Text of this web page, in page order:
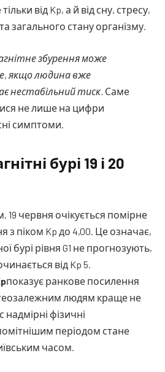
від Kp, а й від сну, стресу,
загального стану організму.
збурення може
якщо людина вже
нестабільний тиск. Саме
не лише на цифри
симптоми.
бурі 19 і 20
19 червня очікується помірне
з піком Kp до 4,00. Це означає,
бурі рівня G1 не прогнозують,
від Kp 5.
показує ранкове посилення
людям краще не
фізичні
періодом стане
часом.